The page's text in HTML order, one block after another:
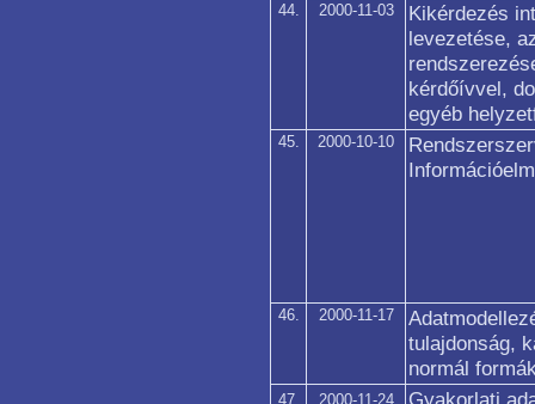
44. 2000-11-03
Kikérdezés
levezetése,
kérdőívvel,
egyéb
45. 2000-10-10
46. 2000-11-17
tulajdonság,
normál
47. 2000-11-24 Gyakorlati